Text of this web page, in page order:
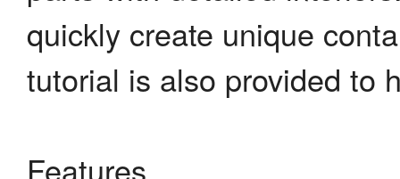
quickly create unique
tutorial is also provided to
Features